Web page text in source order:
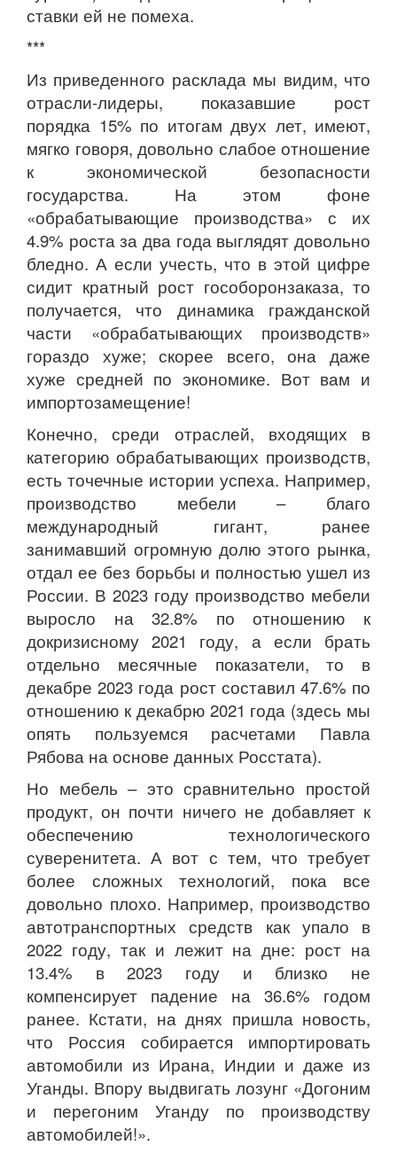
ставки ей не помеха.
***
Из приведенного расклада мы видим, что
отрасли-лидеры, показавшие рост
порядка 15% по итогам двух лет, имеют,
мягко говоря, довольно слабое отношение
к экономической безопасности
государства. На этом фоне
«обрабатывающие производства» с их
4.9% роста за два года выглядят довольно
бледно. А если учесть, что в этой цифре
сидит кратный рост гособоронзаказа, то
получается, что динамика гражданской
части «обрабатывающих производств»
гораздо хуже; скорее всего, она даже
хуже средней по экономике. Вот вам и
импортозамещение!
Конечно, среди отраслей, входящих в
категорию обрабатывающих производств,
есть точечные истории успеха. Например,
производство мебели – благо
международный гигант, ранее
занимавший огромную долю этого рынка,
отдал ее без борьбы и полностью ушел из
России. В 2023 году производство мебели
выросло на 32.8% по отношению к
докризисному 2021 году, а если брать
отдельно месячные показатели, то в
декабре 2023 года рост составил 47.6% по
отношению к декабрю 2021 года (здесь мы
опять пользуемся расчетами Павла
Рябова на основе данных Росстата).
Но мебель – это сравнительно простой
продукт, он почти ничего не добавляет к
обеспечению технологического
суверенитета. А вот с тем, что требует
более сложных технологий, пока все
довольно плохо. Например, производство
автотранспортных средств как упало в
2022 году, так и лежит на дне: рост на
13.4% в 2023 году и близко не
компенсирует падение на 36.6% годом
ранее. Кстати, на днях пришла новость,
что Россия собирается импортировать
автомобили из Ирана, Индии и даже из
Уганды. Впору выдвигать лозунг «Догоним
и перегоним Уганду по производству
автомобилей!».